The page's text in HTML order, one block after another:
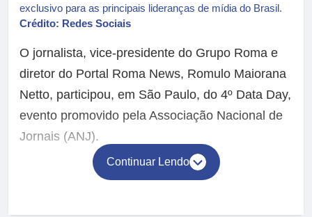
exclusivo para as principais lideranças de mídia do Brasil.
Crédito: Redes Sociais
O jornalista, vice-presidente do Grupo Roma e
diretor do Portal Roma News, Romulo Maiorana
Netto, participou, em São Paulo, do 4º Data Day,
evento promovido pela Associação Nacional de
Jornais (ANJ).
Continuar Lendo